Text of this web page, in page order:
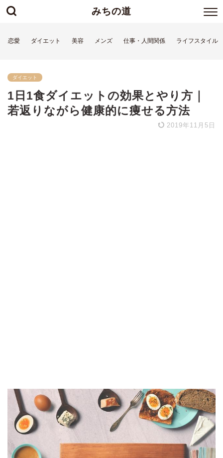
みちの道
恋愛 ダイエット 美容 メンズ 仕事・人間関係 ライフスタイル
ダイエット
1日1食ダイエットの効果とやり方｜
若返りながら健康的に痩せる方法
2019年11月5日